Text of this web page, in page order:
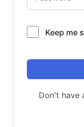
Keep me
Don't have